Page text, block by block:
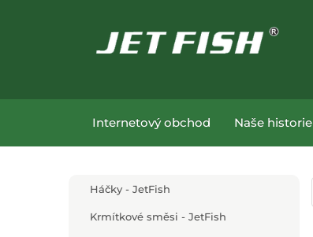
Internetový obchod Naše historie
Přejít na hlavní obsah
Háčky - JetFish
Krmítkové směsi - JetFish